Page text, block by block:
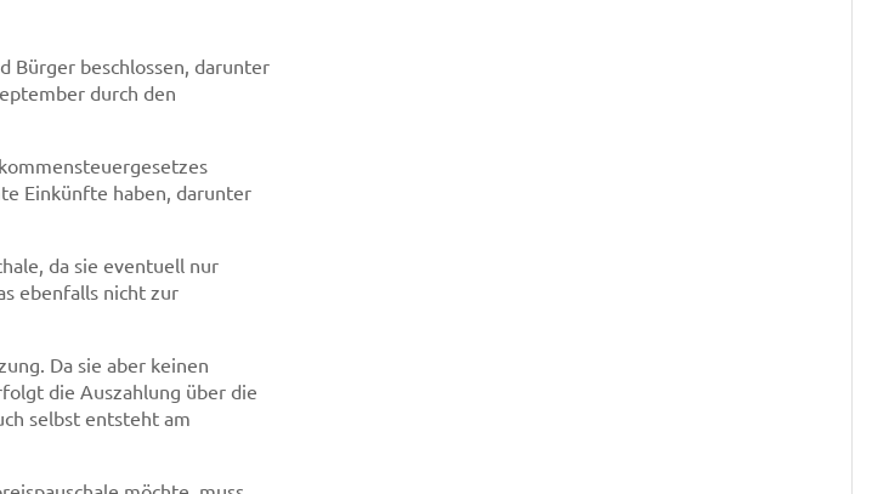
Bürger beschlossen, darunter
durch den
Einkünfte haben, darunter
da sie eventuell nur
ebenfalls nicht zur
Da sie aber keinen
die Auszahlung über die
selbst entsteht am